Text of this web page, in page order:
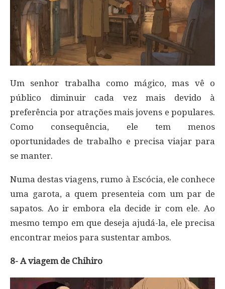
Um senhor trabalha como mágico, mas vê o
público diminuir cada vez mais devido à
preferência por atrações mais jovens e populares.
Como consequência, ele tem menos
oportunidades de trabalho e precisa viajar para
se manter.
Numa destas viagens, rumo à Escócia, ele conhece
uma garota, a quem presenteia com um par de
sapatos. Ao ir embora ela decide ir com ele. Ao
mesmo tempo em que deseja ajudá-la, ele precisa
encontrar meios para sustentar ambos.
8- A viagem de Chihiro